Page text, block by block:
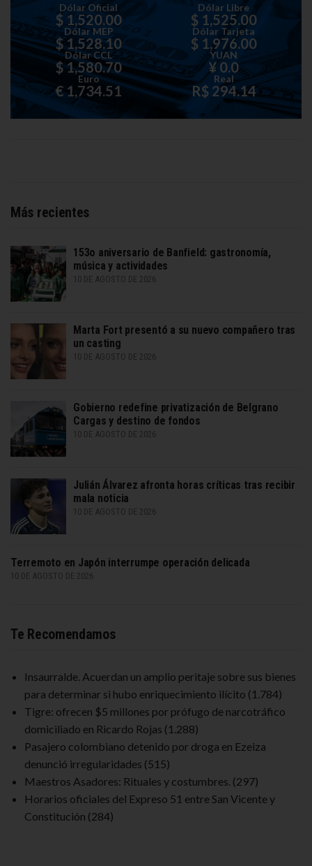
Dólar Oficial
$ 1,520.00
Dólar Libre
$ 1,525.00
Dólar MEP
$ 1,528.10
Dólar Tarjeta
$ 1,976.00
Dólar CCL
$ 1,580.70
YUAN
¥ 0.0
Euro
€ 1,734.51
Real
R$ 294.14
Más recientes
153o aniversario de Banfield: gastronomía,
música y actividades
10 DE AGOSTO DE 2026
Marta Fort presentó a su nuevo compañero tras
un casting
10 DE AGOSTO DE 2026
Gobierno redefine privatización de Belgrano
Cargas y destino de fondos
10 DE AGOSTO DE 2026
Julián Álvarez afronta horas críticas tras recibir
mala noticia
10 DE AGOSTO DE 2026
Terremoto en Japón interrumpe operación delicada
10 DE AGOSTO DE 2026
Te Recomendamos
Insaurralde. Acuerdan un amplio peritaje sobre sus bienes
para determinar si hubo enriquecimiento ilícito (1.784)
Tigre: ofrecen $5 millones por prófugo de narcotráfico
domiciliado en Ricardo Rojas (1.288)
Pasajero colombiano detenido por droga en Ezeiza
denunció irregularidades (515)
Maestros Asadores: Rituales y costumbres. (297)
Horarios oficiales del Expreso 51 entre San Vicente y
Constitución (284)